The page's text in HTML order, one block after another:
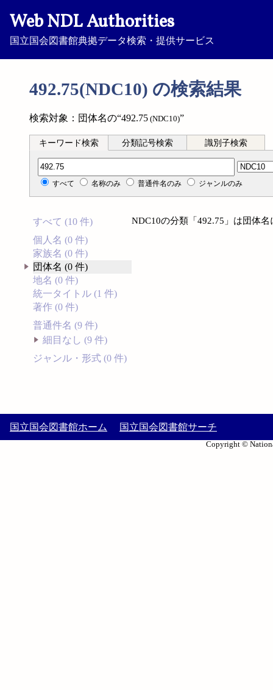
Web NDL Authorities
国立国会図書館典拠データ検索・提供サービス
492.75(NDC10) の検索結果
検索対象：団体名の“492.75 (NDC10)”
キーワード検索 分類記号検索 識別子検索
分類記号検索
すべて 名称のみ 普通件名のみ ジャンルのみ
すべて (10 件)
個人名 (0 件)
家族名 (0 件)
団体名 (0 件)
地名 (0 件)
統一タイトル (1 件)
著作 (0 件)
普通件名 (9 件)
細目なし (9 件)
ジャンル・形式 (0 件)
NDC10の分類「492.75」は団体
国立国会図書館ホーム 国立国会図書館サーチ
Copyright ©